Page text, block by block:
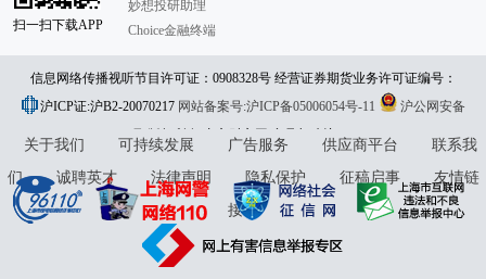
扫一扫下载APP
妙想投研助理
Choice金融终端
信息网络传播视听节目许可证：0908328号 经营证券期货业务许可证编号：
913101046312860336 违法和不良信息举报:021-61278686 举报邮箱：
jubao@eastmoney.com
沪ICP证:沪B2-20070217 网站备案号:沪ICP备05006054号-11
沪公网安备
31010402000120号版权所有:东方财富网意见与建议:4000300059/952500
关于我们 可持续发展 广告服务 供应商平台
联系我
们
诚聘英才 法律声明 隐私保护 征稿启事
友情链
接